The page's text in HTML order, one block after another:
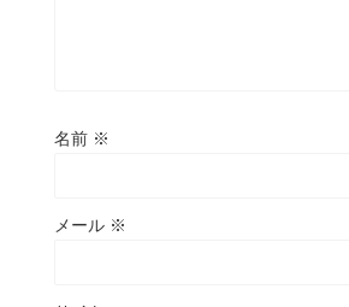
名前 ※
メール ※